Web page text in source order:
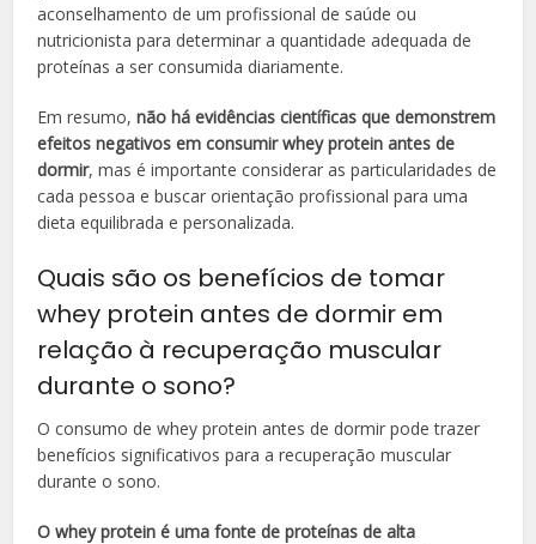
aconselhamento de um profissional de saúde ou
nutricionista para determinar a quantidade adequada de
proteínas a ser consumida diariamente.
Em resumo,não há evidências científicas que demonstrem
efeitos negativos em consumir whey protein antes de
dormir, mas é importante considerar as particularidades de
cada pessoa e buscar orientação profissional para uma
dieta equilibrada e personalizada.
Quais são os benefícios de tomar
whey protein antes de dormir em
relação à recuperação muscular
durante o sono?
O consumo de whey protein antes de dormir pode trazer
benefícios significativos para a recuperação muscular
durante o sono.
O whey protein é uma fonte de proteínas de alta